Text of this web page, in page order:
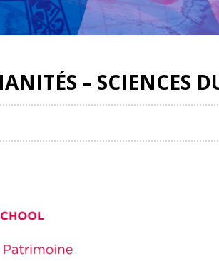
– SCIENCES